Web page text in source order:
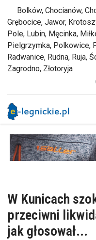
Bolków, Chocianów,
Grębocice, Jawor,
Pole, Lubin, Męcinka,
Pielgrzymka, Polkowice,
Radwanice, Rudna, Ruja,
Zagrodno, Złotoryja
W Kunicach
przeciwni
jak głosował...